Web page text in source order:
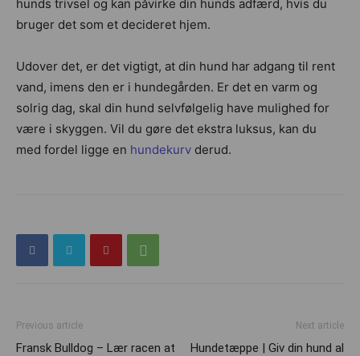
hunds trivsel og kan påvirke din hunds adfærd, hvis du
bruger det som et decideret hjem.
Udover det, er det vigtigt, at din hund har adgang til rent
vand, imens den er i hundegården. Er det en varm og
solrig dag, skal din hund selvfølgelig have mulighed for
være i skyggen. Vil du gøre det ekstra luksus, kan du
med fordel ligge en hundekurv derud.
Previous article
Fransk Bulldog – Lær racen at
Next article
Hundetæppe | Giv din hund al